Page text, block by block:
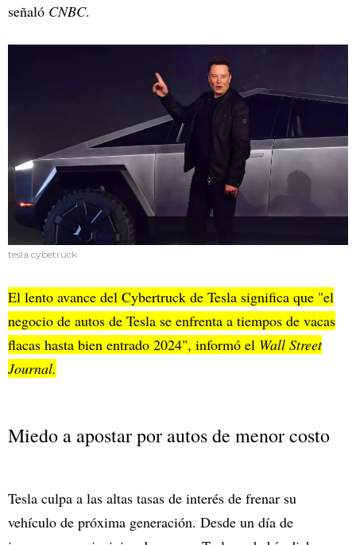
señaló CNBC.
tesla cybetruck
El lento avance del Cybertruck de Tesla significa que "el
negocio de autos de Tesla se enfrenta a tiempos de vacas
flacas hasta bien entrado 2024", informó el Wall Street
Journal.
Miedo a apostar por autos de menor costo
Tesla culpa a las altas tasas de interés de frenar su
vehículo de próxima generación. Desde un día de